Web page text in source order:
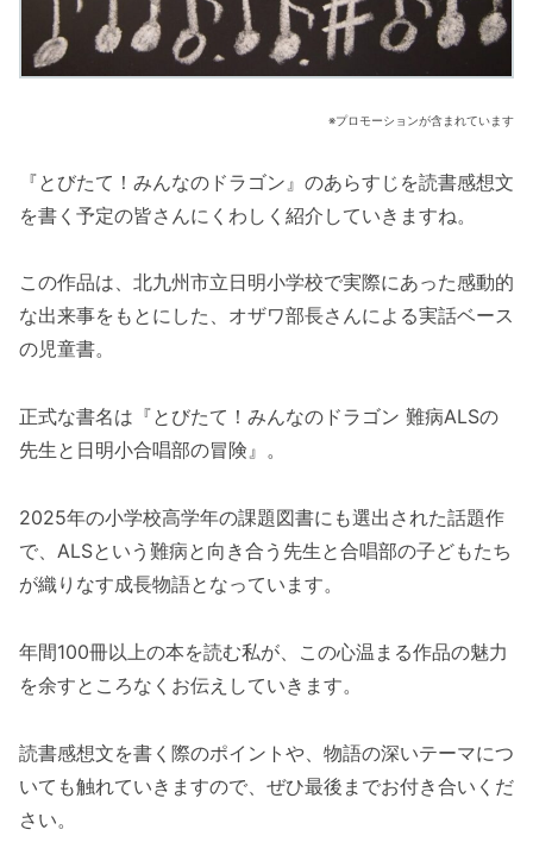
※プロモーションが含まれています
『とびたて！みんなのドラゴン』のあらすじを読書感想文
を書く予定の皆さんにくわしく紹介していきますね。
この作品は、北九州市立日明小学校で実際にあった感動的
な出来事をもとにした、オザワ部長さんによる実話ベース
の児童書。
正式な書名は『とびたて！みんなのドラゴン 難病ALSの
先生と日明小合唱部の冒険』。
2025年の小学校高学年の課題図書にも選出された話題作
で、ALSという難病と向き合う先生と合唱部の子どもたち
が織りなす成長物語となっています。
年間100冊以上の本を読む私が、この心温まる作品の魅力
を余すところなくお伝えしていきます。
読書感想文を書く際のポイントや、物語の深いテーマにつ
いても触れていきますので、ぜひ最後までお付き合いくだ
さい。